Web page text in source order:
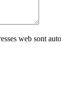
web sont